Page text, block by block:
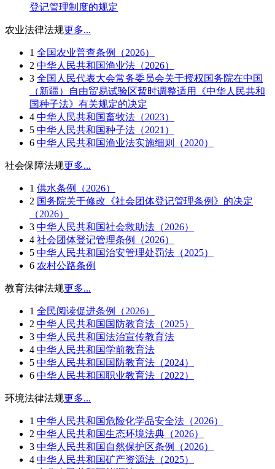
登记管理制度的规定
农业法律法规更多...
1 全国农业普查条例（2026）
2 中华人民共和国渔业法（2026）
3 全国人民代表大会常务委员会关于授权国务院在中国
（新疆）自由贸易试验区暂时调整适用《中华人民共和
国种子法》有关规定的决定
4 中华人民共和国畜牧法（2023）
5 中华人民共和国种子法（2021）
6 中华人民共和国渔业法实施细则（2020）
社会保障法规更多...
1 供水条例（2026）
2 国务院关于修改《社会团体登记管理条例》的决定
（2026）
3 中华人民共和国社会救助法（2026）
4 社会团体登记管理条例（2026）
5 中华人民共和国治安管理处罚法（2025）
6 农村公路条例
教育法律法规更多...
1 全民阅读促进条例（2026）
2 中华人民共和国国防教育法（2025）
3 中华人民共和国法治宣传教育法
4 中华人民共和国学前教育法
5 中华人民共和国国防教育法（2024）
6 中华人民共和国职业教育法（2022）
环境法律法规更多...
1 中华人民共和国危险化学品安全法（2026）
2 中华人民共和国生态环境法典（2026）
3 中华人民共和国自然保护区条例（2026）
4 中华人民共和国矿产资源法（2025）